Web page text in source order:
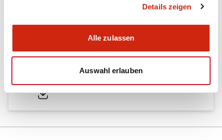
Details zeigen
Alle zulassen
Auswahl erlauben
Kataloge & Broschüren